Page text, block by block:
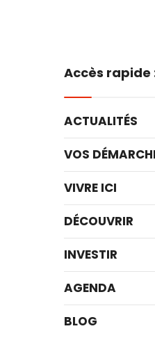
Accès rapide
ACTUALITÉS
VOS
VIVRE ICI
DÉCOUVRIR
INVESTIR
AGENDA
BLOG